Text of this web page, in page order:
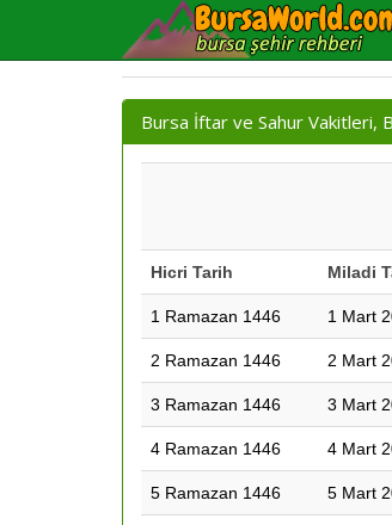
Bursa İftar ve Sahur Vakitleri,
Hicri Tarih Miladi
1 Ramazan 1446 1 Mart
2 Ramazan 1446 2 Mart
3 Ramazan 1446 3 Mart
4 Ramazan 1446 4 Mart
5 Ramazan 1446 5 Mart